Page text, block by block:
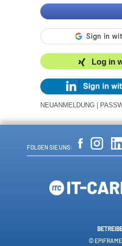
Log in
NEUANMELDUNG
FOLGEN SIE UNS:
©